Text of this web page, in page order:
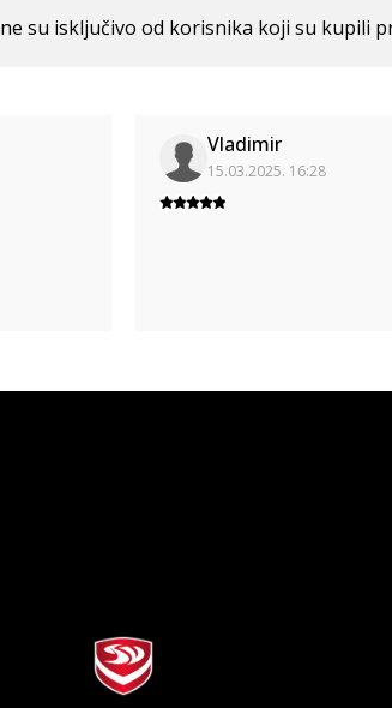
su isključivo od korisnika koji su kupili
Vladimir
15.03.2025. 16:28